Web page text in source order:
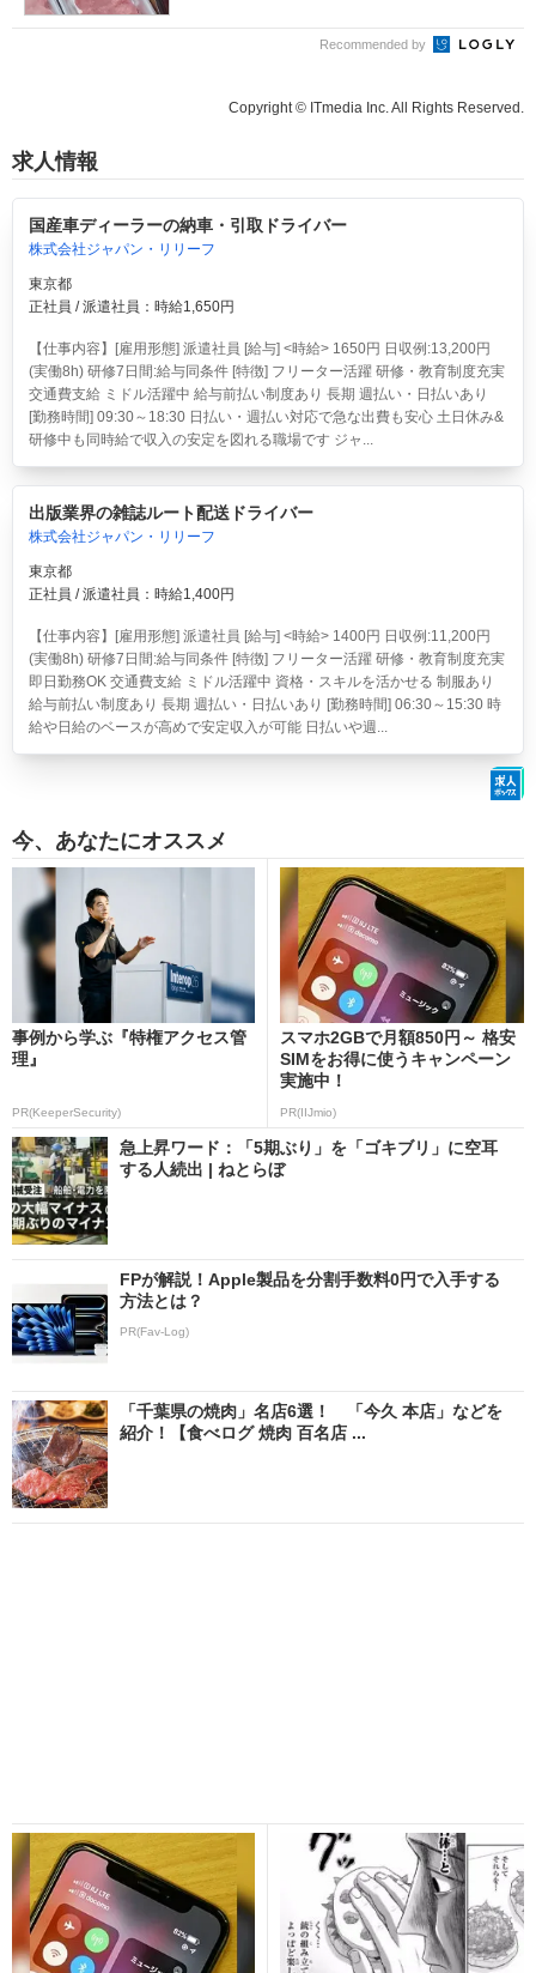
Recommended by
Copyright © ITmedia Inc. All Rights Reserved.
求人情報
国産車ディーラーの納車・引取ドライバー
株式会社ジャパン・リリーフ
東京都
正社員 / 派遣社員：時給1,650円
【仕事内容】[雇用形態] 派遣社員 [給与] <時給> 1650円 日収例:13,200円
(実働8h) 研修7日間:給与同条件 [特徴] フリーター活躍 研修・教育制度充実
交通費支給 ミドル活躍中 給与前払い制度あり 長期 週払い・日払いあり
[勤務時間] 09:30～18:30 日払い・週払い対応で急な出費も安心 土日休み&
研修中も同時給で収入の安定を図れる職場です ジャ...
出版業界の雑誌ルート配送ドライバー
株式会社ジャパン・リリーフ
東京都
正社員 / 派遣社員：時給1,400円
【仕事内容】[雇用形態] 派遣社員 [給与] <時給> 1400円 日収例:11,200円
(実働8h) 研修7日間:給与同条件 [特徴] フリーター活躍 研修・教育制度充実
即日勤務OK 交通費支給 ミドル活躍中 資格・スキルを活かせる 制服あり
給与前払い制度あり 長期 週払い・日払いあり [勤務時間] 06:30～15:30 時
給や日給のベースが高めで安定収入が可能 日払いや週...
今、あなたにオススメ
事例から学ぶ『特権アクセス管
理』
PR(KeeperSecurity)
スマホ2GBで月額850円～ 格安
SIMをお得に使うキャンペーン
実施中！
PR(IIJmio)
急上昇ワード：「5期ぶり」を「ゴキブリ」に空耳
する人続出 | ねとらぼ
FPが解説！Apple製品を分割手数料0円で入手する
方法とは？
PR(Fav-Log)
「千葉県の焼肉」名店6選！ 「今久 本店」などを
紹介！【食べログ 焼肉 百名店 ...